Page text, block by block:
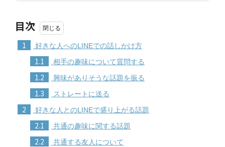
目次
1 好きな人へのLINEでの話しかけ方
1.1 相手の趣味について質問する
1.2 興味がありそうな話題を振る
1.3 ストレートに送る
2 好きな人とのLINEで盛り上がる話題
2.1 共通の趣味に関する話題
2.2 共通する友人について